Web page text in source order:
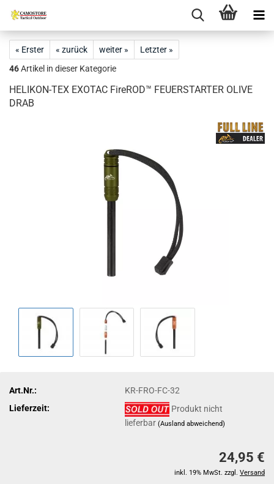
« Erster « zurück weiter »
Letzter »
46Artikel in dieser Kategorie
HELIKON-TEX EXOTAC FireROD™ FEUERSTARTER OLIVE
DRAB
Art.Nr.:
KR-FRO-FC-32
Lieferzeit:
Produkt nicht
lieferbar(Ausland abweichend)
24,95 €
inkl. 19% MwSt. zzgl. Versand